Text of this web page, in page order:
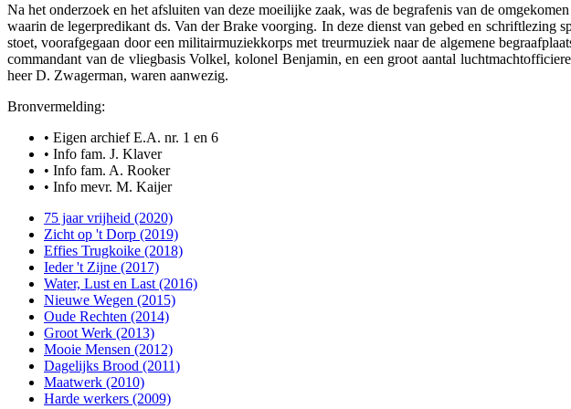
Na het onderzoek en het afsluiten van deze moeilijke zaak, was de begrafenis van de
waarin de legerpredikant ds. Van der Brake voorging. In deze dienst van gebed en
stoet, voorafgegaan door een militairmuziekkorps met treurmuziek naar de algemene
commandant van de vliegbasis Volkel, kolonel Benjamin, en een groot aantal
heer D. Zwagerman, waren aanwezig.
Bronvermelding:
• Eigen archief E.A. nr. 1 en 6
• Info fam. J. Klaver
• Info fam. A. Rooker
• Info mevr. M. Kaijer
75 jaar vrijheid (2020)
Zicht op 't Dorp (2019)
Effies Trugkoike (2018)
Ieder 't Zijne (2017)
Water, Lust en Last (2016)
Nieuwe Wegen (2015)
Oude Rechten (2014)
Groot Werk (2013)
Mooie Mensen (2012)
Dagelijks Brood (2011)
Maatwerk (2010)
Harde werkers (2009)